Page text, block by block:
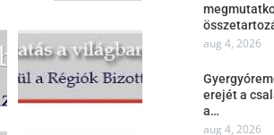
aug 4, 2026
erejét a
a…
aug 4, 2026